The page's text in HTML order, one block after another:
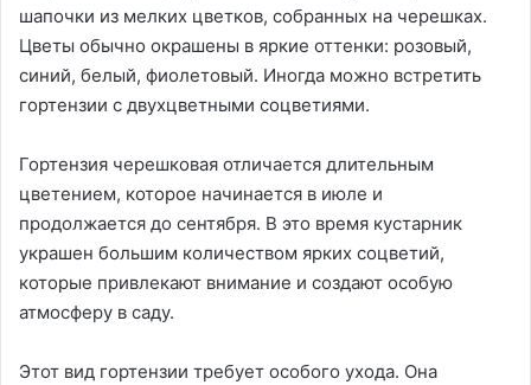
шапочки из мелких цветков, собранных на черешках.
Цветы обычно окрашены в яркие оттенки: розовый,
синий, белый, фиолетовый. Иногда можно встретить
гортензии с двухцветными соцветиями.
Гортензия черешковая отличается длительным
цветением, которое начинается в июле и
продолжается до сентября. В это время кустарник
украшен большим количеством ярких соцветий,
которые привлекают внимание и создают особую
атмосферу в саду.
Этот вид гортензии требует особого ухода. Она